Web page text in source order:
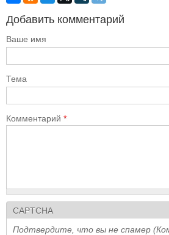
Добавить комментарий
Ваше имя
Тема
Комментарий *
CAPTCHA
Подтвердите, что вы не спамер